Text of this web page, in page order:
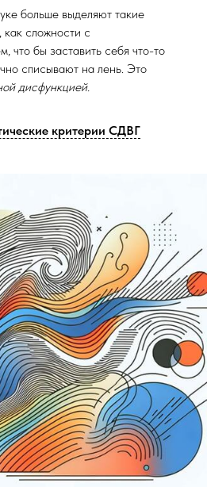
больше выделяют такие
сложности с
что бы заставить себя что-то
списывают на лень. Это
дисфункцией.
критерии СДВГ